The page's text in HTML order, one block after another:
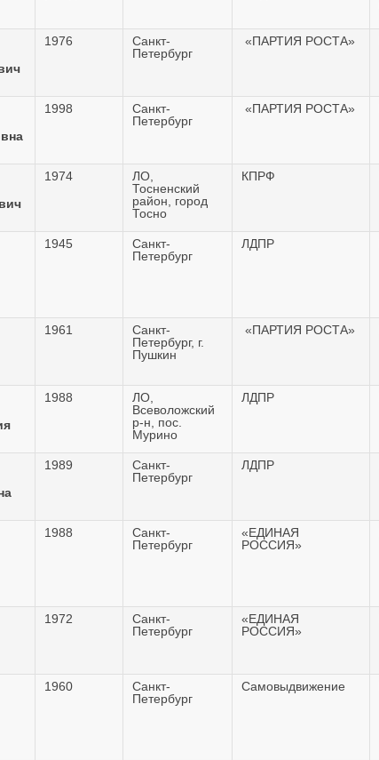
1976
Санкт-
Петербург
«ПАРТИЯ РОСТА»
1998
Санкт-
Петербург
«ПАРТИЯ РОСТА»
1974
ЛО,
Тосненский
район, город
Тосно
КПРФ
1945
Санкт-
Петербург
ЛДПР
1961
Санкт-
Петербург, г.
Пушкин
«ПАРТИЯ РОСТА»
1988
ЛО,
Всеволожский
р-н, пос.
Мурино
ЛДПР
1989
Санкт-
Петербург
ЛДПР
1988
Санкт-
Петербург
«ЕДИНАЯ
РОССИЯ»
1972
Санкт-
Петербург
«ЕДИНАЯ
РОССИЯ»
1960
Санкт-
Петербург
Самовыдвижение